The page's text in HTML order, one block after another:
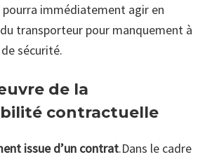
immédiatement agir en
transporteur pour manquement à
sécurité.
de la
contractuelle
issue d’un contrat.Dans le cadre